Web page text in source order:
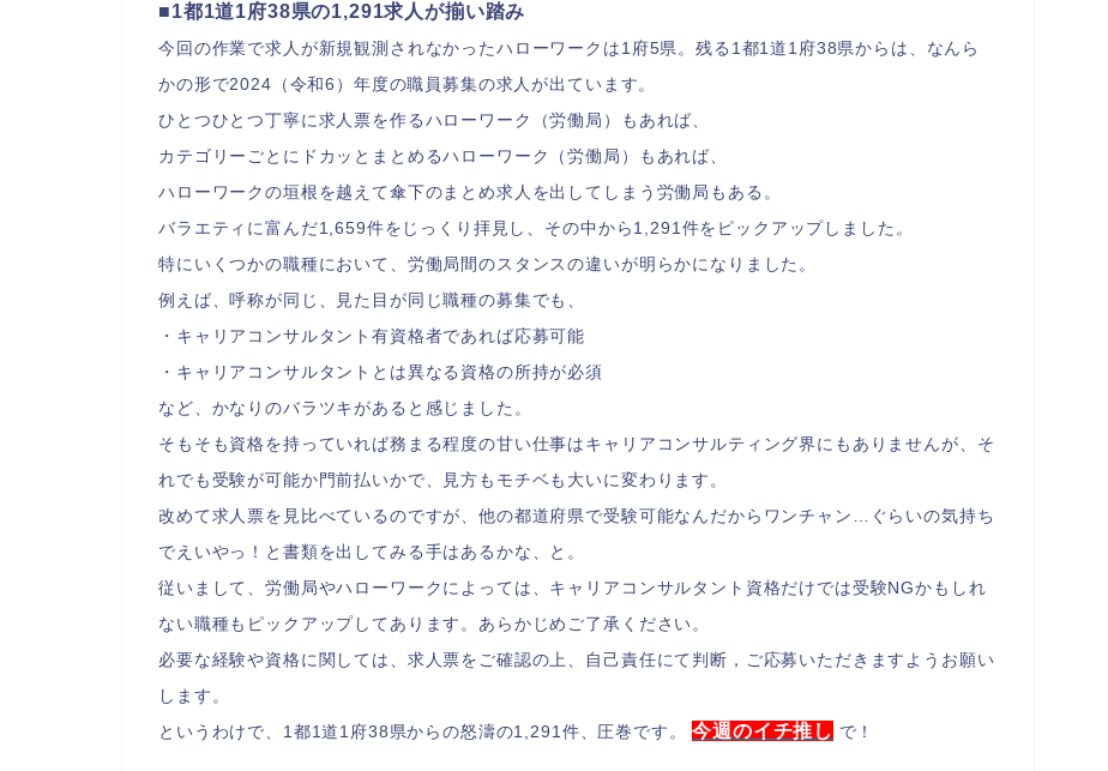
■1都1道1府38県の1,291求人が揃い踏み
今回の作業で求人が新規観測されなかったハローワークは1府5県。残る1都1道1府38県からは、なんら
かの形で2024（令和6）年度の職員募集の求人が出ています。
ひとつひとつ丁寧に求人票を作るハローワーク（労働局）もあれば、
カテゴリーごとにドカッとまとめるハローワーク（労働局）もあれば、
ハローワークの垣根を越えて傘下のまとめ求人を出してしまう労働局もある。
バラエティに富んだ1,659件をじっくり拝見し、その中から1,291件をピックアップしました。
特にいくつかの職種において、労働局間のスタンスの違いが明らかになりました。
例えば、呼称が同じ、見た目が同じ職種の募集でも、
・キャリアコンサルタント有資格者であれば応募可能
・キャリアコンサルタントとは異なる資格の所持が必須
など、かなりのバラツキがあると感じました。
そもそも資格を持っていれば務まる程度の甘い仕事はキャリアコンサルティング界にもありませんが、そ
れでも受験が可能か門前払いかで、見方もモチベも大いに変わります。
改めて求人票を見比べているのですが、他の都道府県で受験可能なんだからワンチャン…ぐらいの気持ち
でえいやっ！と書類を出してみる手はあるかな、と。
従いまして、労働局やハローワークによっては、キャリアコンサルタント資格だけでは受験NGかもしれ
ない職種もピックアップしてあります。あらかじめご了承ください。
必要な経験や資格に関しては、求人票をご確認の上、自己責任にて判断，ご応募いただきますようお願い
します。
というわけで、1都1道1府38県からの怒濤の1,291件、圧巻です。
今週のイチ推し で！